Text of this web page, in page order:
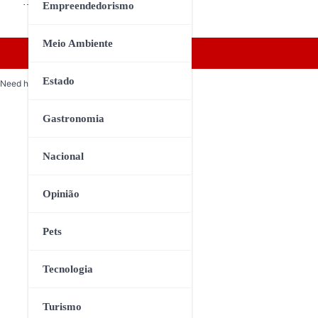
Empreendedorismo
Meio Ambiente
Estado
Gastronomia
Nacional
Opinião
Pets
Tecnologia
Turismo
Need help? Our team is just a message away